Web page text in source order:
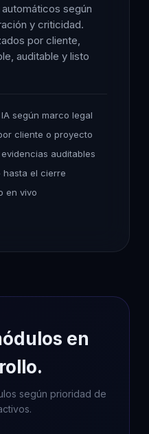
según
y criticidad.
por cliente,
auditable y listo
según marco legal
cliente o proyecto
auditables
hasta el cierre
en vivo
en
según prioridad de